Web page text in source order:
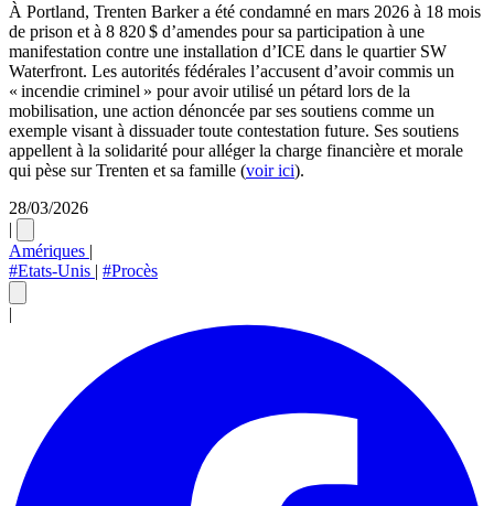
À Portland, Trenten Barker a été condamné en mars 2026 à 18 mois
de prison et à 8 820 $ d’amendes pour sa participation à une
manifestation contre une installation d’ICE dans le quartier SW
Waterfront. Les autorités fédérales l’accusent d’avoir commis un
« incendie criminel » pour avoir utilisé un pétard lors de la
mobilisation, une action dénoncée par ses soutiens comme un
exemple visant à dissuader toute contestation future. Ses soutiens
appellent à la solidarité pour alléger la charge financière et morale
qui pèse sur Trenten et sa famille (voir ici).
28/03/2026
|
Amériques |
#Etats-Unis | #Procès
|